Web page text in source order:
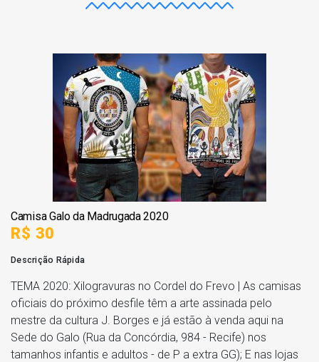
Camisa Galo da Madrugada 2020
R$ 30
Descrição Rápida
TEMA 2020: Xilogravuras no Cordel do Frevo | As camisas
oficiais do próximo desfile têm a arte assinada pelo
mestre da cultura J. Borges e já estão à venda aqui na
Sede do Galo (Rua da Concórdia, 984 - Recife) nos
tamanhos infantis e adultos - de P a extra GG); E nas lojas